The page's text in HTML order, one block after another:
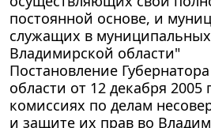
постоянной основе, и
служащих в
Владимирской области"
Постановление
области от 12 декабря 2005
комиссиях по делам
и защите их прав во